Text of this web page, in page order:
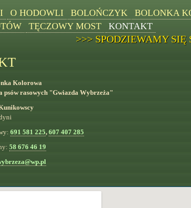
O HODOWLI BOLOŃCZYK BOLONKA
TĘCZOWY MOST KONTAKT
>>> SPODZIEWAMY SIĘ
Kolorowa
psów rasowych "Gwiazda Wybrzeża"
691 581 225, 607 407 285
58 676 46 19